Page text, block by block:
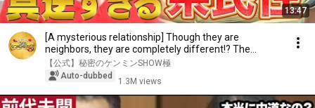
13:47
[A mysterious relationship] Though they are
neighbors, they are completely different!? The
charac...
【公式】秘密のケンミンSHOW極
Auto-dubbed
1.3M views